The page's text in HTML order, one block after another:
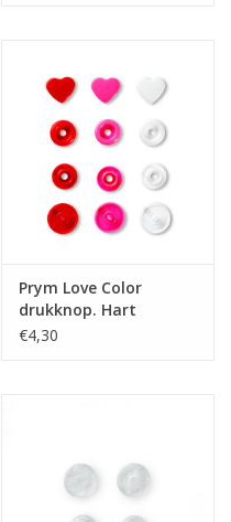
Prym Love Color
drukknop. Hart
12,4mm
€4,30